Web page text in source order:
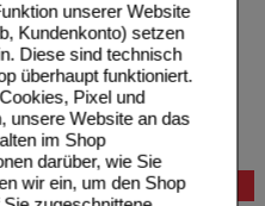
unserer Website
Kundenkonto) setzen
Diese sind technisch
überhaupt funktioniert.
Pixel und
unsere Website an das
im Shop
darüber, wie Sie
wir ein, um den Shop
Bestellung